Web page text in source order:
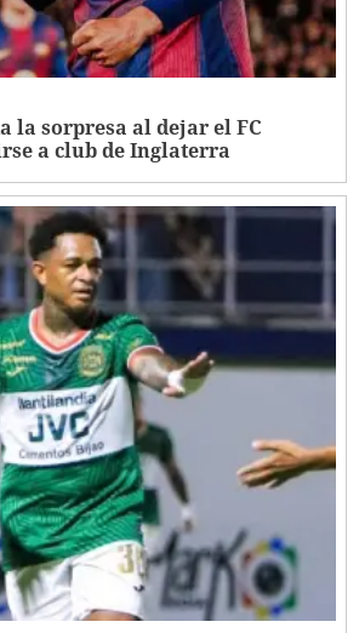
la sorpresa al dejar el FC
a club de Inglaterra